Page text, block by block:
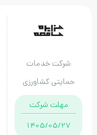
شرکت خدمات
حمایتی کشاورزی
استان مرکزی
مهلت شرکت
1405/05/27